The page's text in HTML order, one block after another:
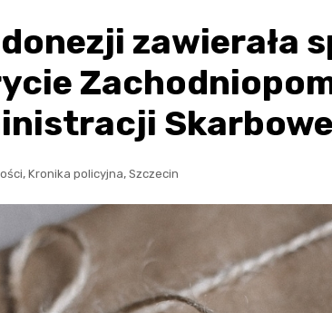
zawierała
, Kronika policyjna, Szczecin